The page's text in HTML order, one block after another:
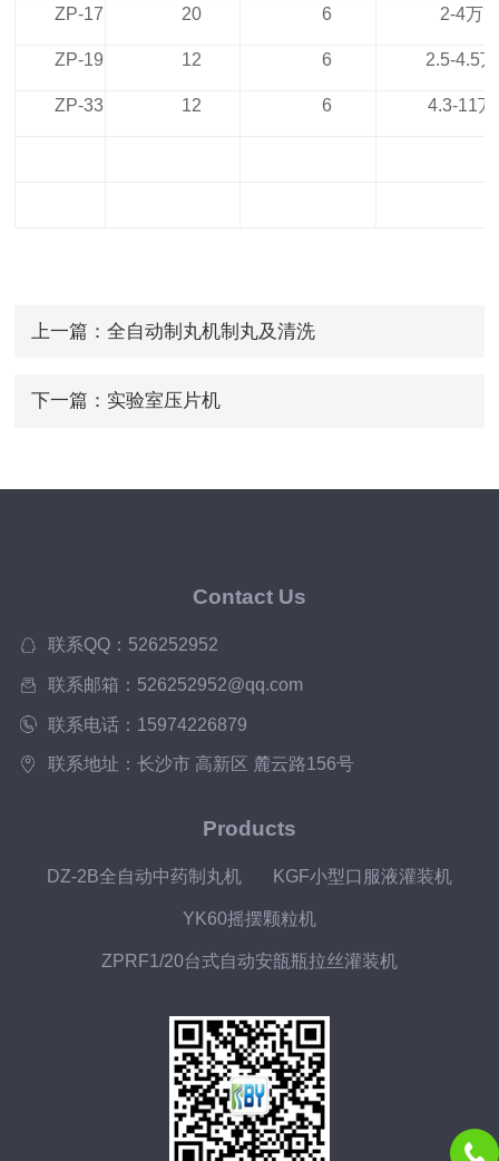
ZP-17 20 6 2-4万
ZP-19 12 6 2.5-4.5万
ZP-33 12 6 4.3-11万
上一篇： 全自动制丸机制丸及清洗
下一篇： 实验室压片机
Contact Us
联系QQ：526252952
联系邮箱：526252952@qq.com
联系电话：15974226879
联系地址：长沙市 高新区 麓云路156号
Products
DZ-2B全自动中药制丸机 KGF小型口服液灌装机
YK60摇摆颗粒机
ZPRF1/20台式自动安瓿瓶拉丝灌装机